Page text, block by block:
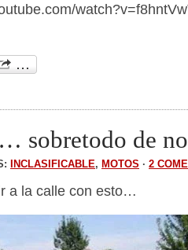
sobretodo de
INCLASIFICABLE, MOTOS · 2
a la calle con esto…